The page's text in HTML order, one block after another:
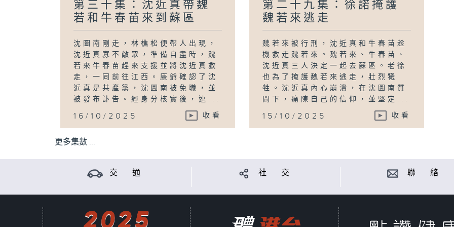
第三十集：沈近真帶魏
若和牛春苗來到蘇區
沈圖南剛走，林樵松便帶人出現，
沈近真寡不敵眾，準備自盡時，魏
若來牛春苗趕來支援並將沈近真救
走，一同前往江西。康爺確認了沈
近真是共產黨，沈圖南被免職，並
被發布訃告。經身分核實後，連...
16/10/2025 收看
第二十九集：徐諾掩護
魏若來逃走
魏若來被行刑，沈近真和牛春苗趁
機救走魏若來。魏若來、牛春苗、
沈近真三人決定一起去蘇區。老徐
也為了掩護魏若來逃走，壯烈犧
牲。沈近真內心崩潰，在沈圖南質
問下，痛陳自己的信仰，並堅定...
15/10/2025 收看
更多集數 ...
交 通 社 交 聯 絡